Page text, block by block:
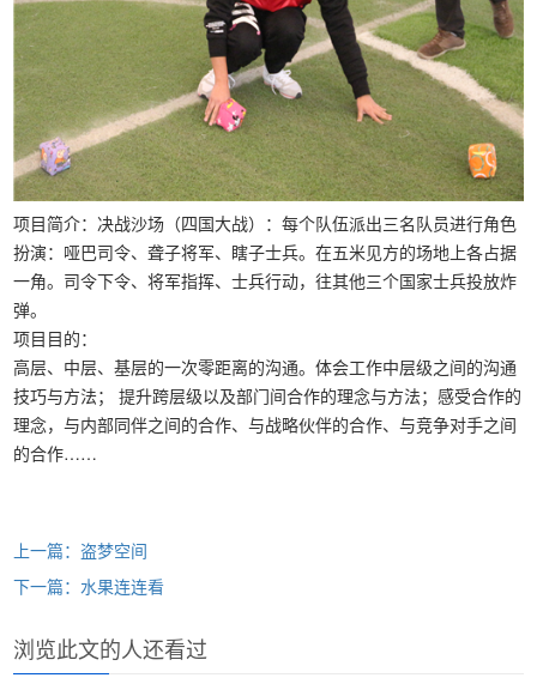
项目简介：决战沙场（四国大战）：每个队伍派出三名队员进行角色
扮演：哑巴司令、聋子将军、瞎子士兵。在五米见方的场地上各占据
一角。司令下令、将军指挥、士兵行动，往其他三个国家士兵投放炸
弹。
项目目的：
高层、中层、基层的一次零距离的沟通。体会工作中层级之间的沟通
技巧与方法； 提升跨层级以及部门间合作的理念与方法；感受合作的
理念，与内部同伴之间的合作、与战略伙伴的合作、与竞争对手之间
的合作……
上一篇：盗梦空间
下一篇：水果连连看
浏览此文的人还看过